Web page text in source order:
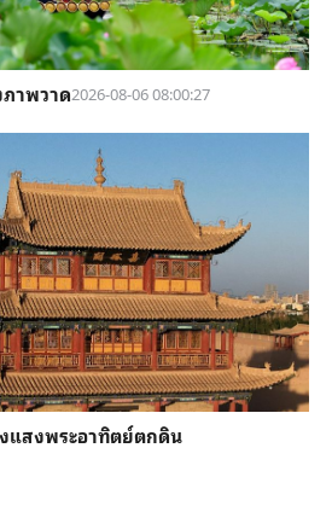
าพวาด2026-08-06 08:00:27
แสงพระอาทิตย์ตกดิน